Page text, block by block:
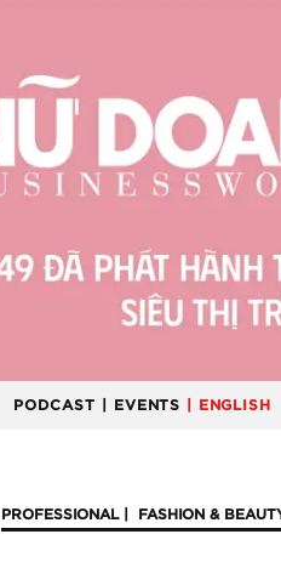
PODCAST | EVENTS | ENGLISH
PROFESSIONAL FASHION &